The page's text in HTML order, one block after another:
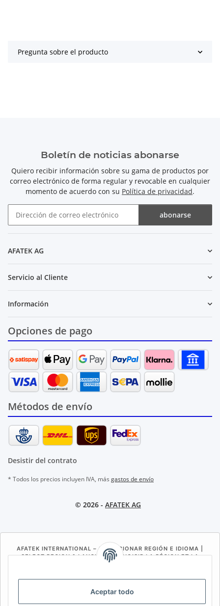
Aceptar todo
Pregunta sobre el producto
Boletín de noticias abonarse
Quiero recibir información sobre su gama de productos por
correo electrónico de forma regular y revocable en cualquier
momento de acuerdo con su Política de privacidad.
abonarse
AFATEK AG
Servicio al Cliente
Información
Opciones de pago
Métodos de envío
Desistir del contrato
* Todos los precios incluyen IVA, más gastos de envío
© 2026 - AFATEK AG
AFATEK INTERNATIONAL – SELECCIONAR REGIÓN E IDIOMA |
SELECT REGION & LANGUAGE | CHOISIR LA RÉGION ET LA
LANGUE